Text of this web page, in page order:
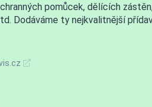
pomůcek, dělících
Dodáváme ty nejkvalitnější